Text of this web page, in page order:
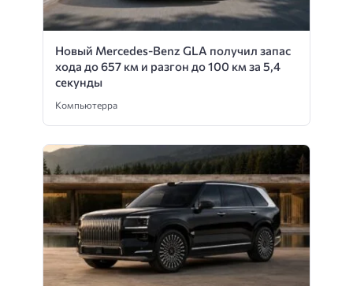
Новый Mercedes-Benz GLA получил запас
хода до 657 км и разгон до 100 км за 5,4
секунды
Компьютерра